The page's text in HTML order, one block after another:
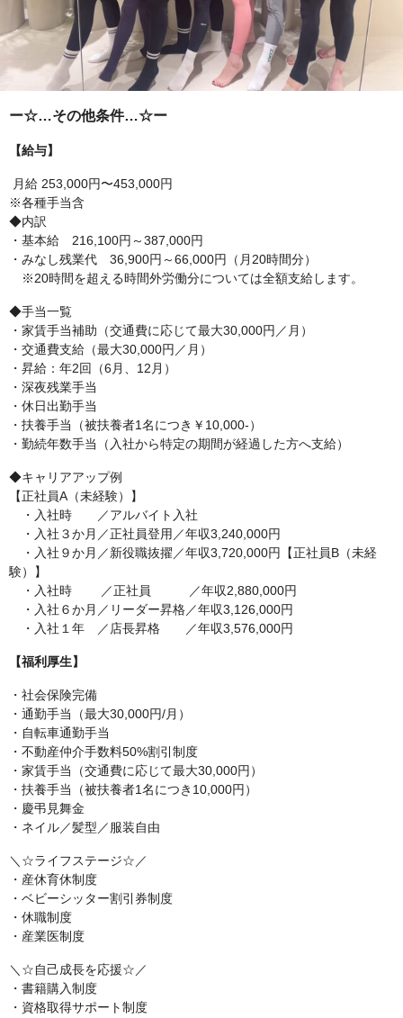
ー☆…その他条件…☆ー
【給与】
月給 253,000円〜453,000円
※各種手当含
◆内訳
・基本給 216,100円～387,000円
・みなし残業代 36,900円～66,000円（月20時間分）
※20時間を超える時間外労働分については全額支給します。
◆手当一覧
・家賃手当補助（交通費に応じて最大30,000円／月）
・交通費支給（最大30,000円／月）
・昇給：年2回（6月、12月）
・深夜残業手当
・休日出勤手当
・扶養手当（被扶養者1名につき￥10,000-）
・勤続年数手当（入社から特定の期間が経過した方へ支給）
◆キャリアアップ例
【正社員A（未経験）】
・入社時 ／アルバイト入社
・入社３か月／正社員登用／年収3,240,000円
・入社９か月／新役職抜擢／年収3,720,000円【正社員B（未経
験）】
・入社時 ／正社員 ／年収2,880,000円
・入社６か月／リーダー昇格／年収3,126,000円
・入社１年 ／店長昇格 ／年収3,576,000円
【福利厚生】
・社会保険完備
・通勤手当（最大30,000円/月）
・自転車通勤手当
・不動産仲介手数料50%割引制度
・家賃手当（交通費に応じて最大30,000円）
・扶養手当（被扶養者1名につき10,000円）
・慶弔見舞金
・ネイル／髪型／服装自由
＼☆ライフステージ☆／
・産休育休制度
・ベビーシッター割引券制度
・休職制度
・産業医制度
＼☆自己成長を応援☆／
・書籍購入制度
・資格取得サポート制度